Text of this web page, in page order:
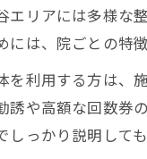
エリアには多様な
には、院ごとの特
を利用する方は、
誘や高額な回数券
しっかり説明して